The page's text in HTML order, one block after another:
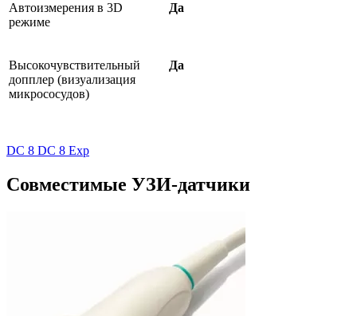
Автоизмерения в 3D
режиме
Да
Высокочувствительный
допплер (визуализация
микрососудов)
Да
DC 8 DC 8 Exp
Совместимые УЗИ-датчики